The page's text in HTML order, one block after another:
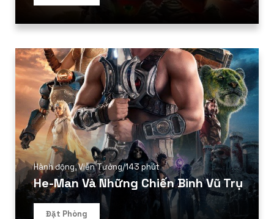
Hành động,Viễn Tưởng/143 phút
He-Man Và Những Chiến Binh Vũ Trụ
Đặt Phòng